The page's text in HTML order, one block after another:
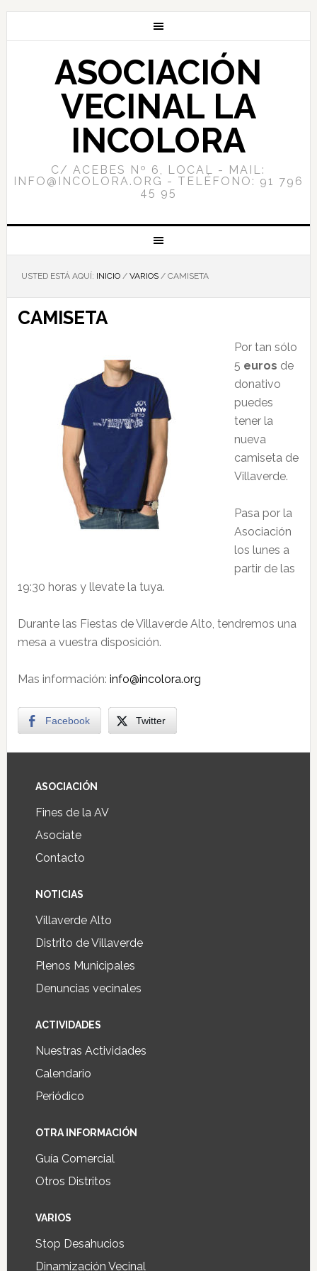
ASOCIACIÓN
VECINAL LA
INCOLORA
C/ ACEBES Nº 6, LOCAL - MAIL:
INFO@INCOLORA.ORG - TELÉFONO: 91 796
45 95
USTED ESTÁ AQUÍ: INICIO / VARIOS /CAMISETA
CAMISETA
Por tan sólo
5 euros de
donativo
puedes
tener la
nueva
camiseta de
Villaverde.
Pasa por la
Asociación
los lunes a
partir de las
19:30 horas y llevate la tuya.
Durante las Fiestas de Villaverde Alto, tendremos una
mesa a vuestra disposición.
Mas información: info@incolora.org
Facebook Twitter
ASOCIACIÓN
Fines de la AV
Asociate
Contacto
NOTICIAS
Villaverde Alto
Distrito de Villaverde
Plenos Municipales
Denuncias vecinales
ACTIVIDADES
Nuestras Actividades
Calendario
Periódico
OTRA INFORMACIÓN
Guía Comercial
Otros Distritos
VARIOS
Stop Desahucios
Dinamización Vecinal